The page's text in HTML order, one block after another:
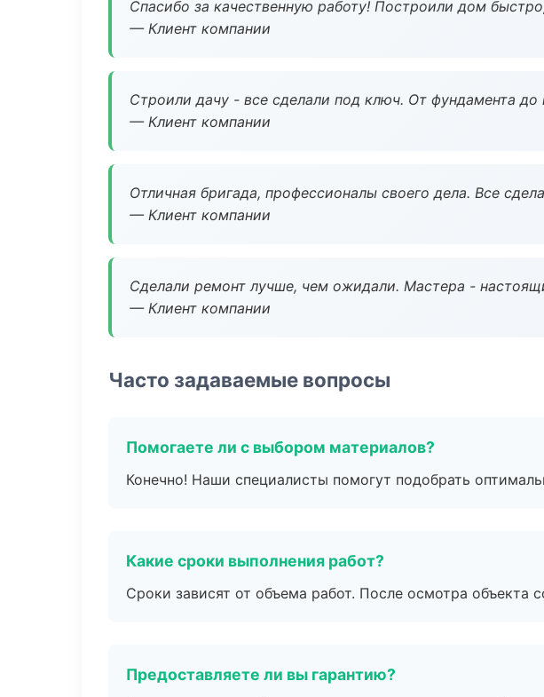
Спасибо за качественную работу! Построили дом
— Клиент компании
Строили дачу - все сделали под ключ. От фундамента
— Клиент компании
Отличная бригада, профессионалы своего дела. Все
— Клиент компании
Сделали ремонт лучше, чем ожидали. Мастера -
— Клиент компании
Часто задаваемые вопросы
Помогаете ли с выбором материалов?
Конечно! Наши специалисты помогут подобрать
Какие сроки выполнения работ?
Сроки зависят от объема работ. После осмотра объекта
Предоставляете ли вы гарантию?